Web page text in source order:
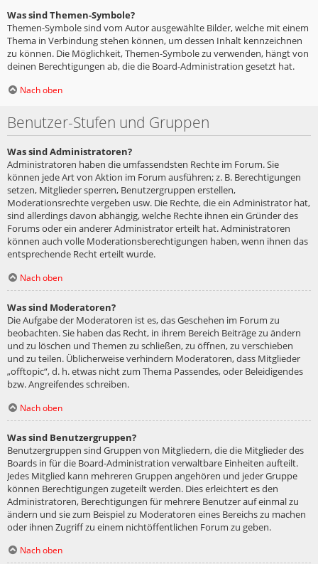
Was sind Themen-Symbole?
Themen-Symbole sind vom Autor ausgewählte Bilder, welche mit einem
Thema in Verbindung stehen können, um dessen Inhalt kennzeichnen
zu können. Die Möglichkeit, Themen-Symbole zu verwenden, hängt von
deinen Berechtigungen ab, die die Board-Administration gesetzt hat.
Nach oben
Benutzer-Stufen und Gruppen
Was sind Administratoren?
Administratoren haben die umfassendsten Rechte im Forum. Sie
können jede Art von Aktion im Forum ausführen; z. B. Berechtigungen
setzen, Mitglieder sperren, Benutzergruppen erstellen,
Moderationsrechte vergeben usw. Die Rechte, die ein Administrator hat,
sind allerdings davon abhängig, welche Rechte ihnen ein Gründer des
Forums oder ein anderer Administrator erteilt hat. Administratoren
können auch volle Moderationsberechtigungen haben, wenn ihnen das
entsprechende Recht erteilt wurde.
Nach oben
Was sind Moderatoren?
Die Aufgabe der Moderatoren ist es, das Geschehen im Forum zu
beobachten. Sie haben das Recht, in ihrem Bereich Beiträge zu ändern
und zu löschen und Themen zu schließen, zu öffnen, zu verschieben
und zu teilen. Üblicherweise verhindern Moderatoren, dass Mitglieder
„offtopic“, d. h. etwas nicht zum Thema Passendes, oder Beleidigendes
bzw. Angreifendes schreiben.
Nach oben
Was sind Benutzergruppen?
Benutzergruppen sind Gruppen von Mitgliedern, die die Mitglieder des
Boards in für die Board-Administration verwaltbare Einheiten aufteilt.
Jedes Mitglied kann mehreren Gruppen angehören und jeder Gruppe
können Berechtigungen zugeteilt werden. Dies erleichtert es den
Administratoren, Berechtigungen für mehrere Benutzer auf einmal zu
ändern und sie zum Beispiel zu Moderatoren eines Bereichs zu machen
oder ihnen Zugriff zu einem nichtöffentlichen Forum zu geben.
Nach oben